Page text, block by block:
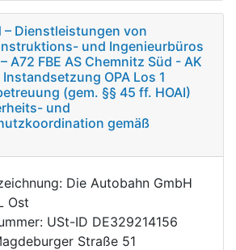
– Dienstleistungen von
und Ingenieurbüros
A72 FBE AS Chemnitz Süd - AK
OPA Los 1
(gem. §§ 45 ff. HOAI)
und
gemäß
Die Autobahn GmbH
Ost
USt-ID DE329214156
Straße 51